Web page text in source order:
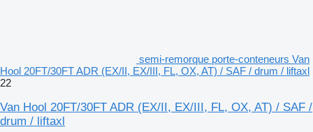
semi-remorque porte-conteneurs Van
Hool 20FT/30FT ADR (EX/II, EX/III, FL, OX, AT) / SAF / drum / liftaxl
22
Van Hool 20FT/30FT ADR (EX/II, EX/III, FL, OX, AT) / SAF /
drum / liftaxl